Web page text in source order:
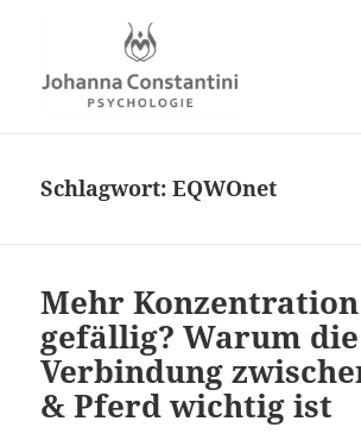
Schlagwort:EQWOnet
Mehr Konzentration
gefällig? Warum die
Verbindung
& Pferd wichtig ist